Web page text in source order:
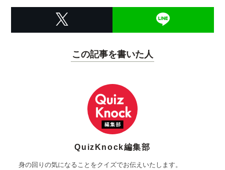
この記事を書いた人
QuizKnock編集部
身の回りの気になることをクイズでお伝えいたします。